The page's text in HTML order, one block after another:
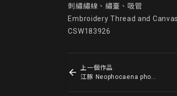
刺繡繡線、繡臺、吸管
Embroidery Thread and
CSW183926
上一個作品
江豚 Neophocaena phocaenoides